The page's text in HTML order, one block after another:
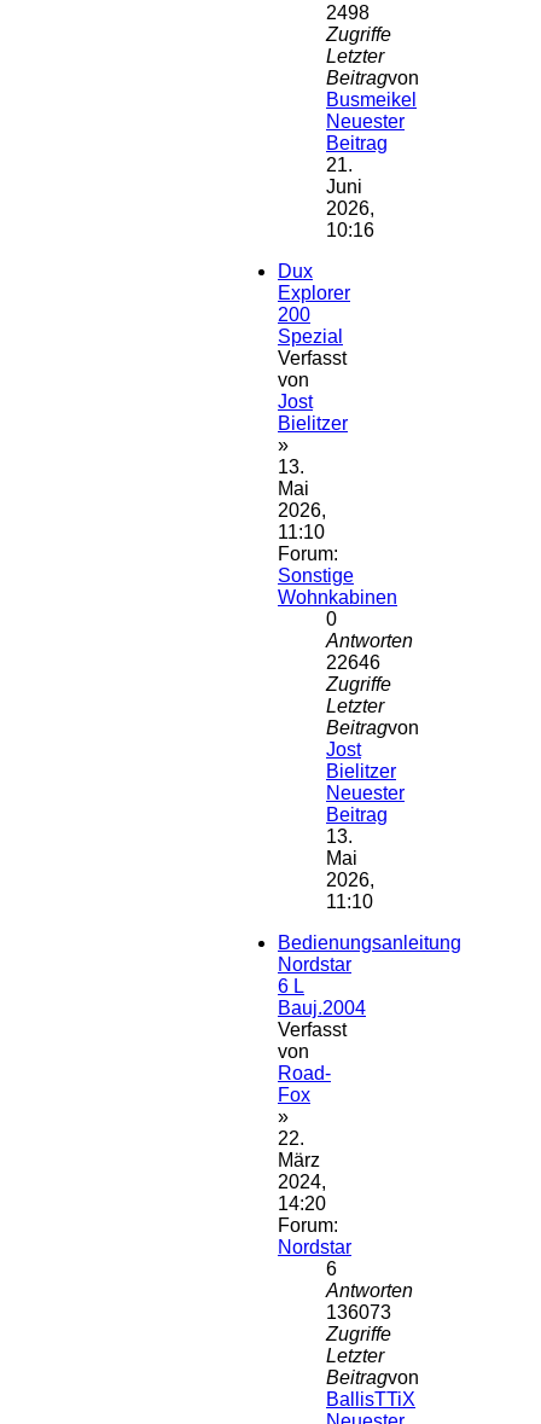
2498
Zugriffe
Letzter
Beitragvon
Busmeikel
Neuester
Beitrag
21.
Juni
2026,
10:16
Dux
Explorer
200
Spezial
Verfasst
von
Jost
Bielitzer
»
13.
Mai
2026,
11:10
Forum:
Sonstige
Wohnkabinen
0
Antworten
22646
Zugriffe
Letzter
Beitragvon
Jost
Bielitzer
Neuester
Beitrag
13.
Mai
2026,
11:10
Bedienungsanleitung
Nordstar
6 L
Bauj.2004
Verfasst
von
Road-
Fox
»
22.
März
2024,
14:20
Forum:
Nordstar
6
Antworten
136073
Zugriffe
Letzter
Beitragvon
BallisTTiX